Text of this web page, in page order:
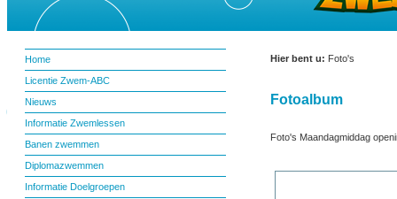
Home
Licentie Zwem-ABC
Nieuws
Informatie Zwemlessen
Banen zwemmen
Diplomazwemmen
Informatie Doelgroepen
Hier bent u: Foto's
Fotoalbum
Foto's Maandagmiddag